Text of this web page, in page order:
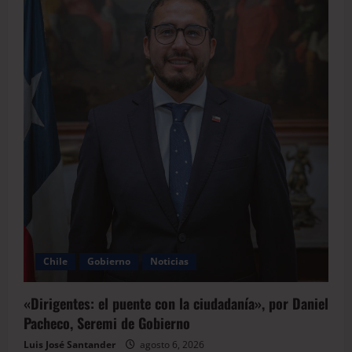
Chile Gobierno Noticias
«Dirigentes: el puente con la ciudadanía», por Daniel
Pacheco, Seremi de Gobierno
Luis José Santander agosto 6, 2026